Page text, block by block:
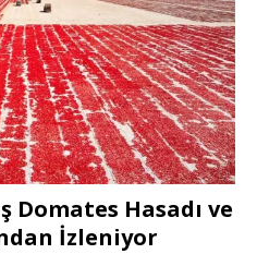
Domates Hasadı ve
İzleniyor